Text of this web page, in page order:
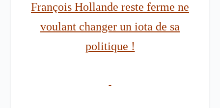
François Hollande reste ferme ne
voulant changer un iota de sa
politique !